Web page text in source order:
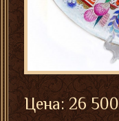
Цена:26 500